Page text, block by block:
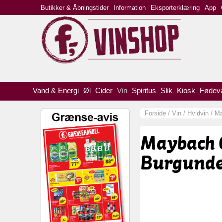
Vand & Energi Øl Cider Vin Spiritus Slik Kiosk
Forside / Vin / Hvidvin /
Maybach
Butikker & Åbningstider Information Eksporterklæring App